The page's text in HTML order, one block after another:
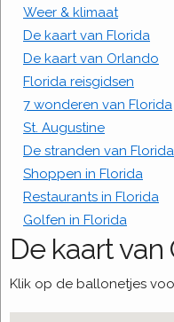
Weer & klimaat
De kaart van Florida
De kaart van Orlando
Florida reisgidsen
7 wonderen van Florida
St. Augustine
De stranden van Florida
Shoppen in Florida
Restaurants in Florida
Golfen in Florida
De kaart van
Klik op de ballonetjes